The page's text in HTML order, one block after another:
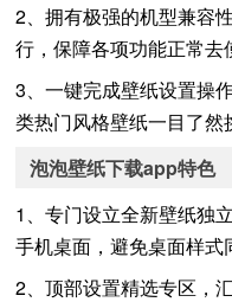
2、拥有极强的机型兼容
行，保障各项功能正常去
3、一键完成壁纸设置操
类热门风格壁纸一目了然
泡泡壁纸下载app特色
1、专门设立全新壁纸独
手机桌面，避免桌面样式
2、顶部设置精选专区，